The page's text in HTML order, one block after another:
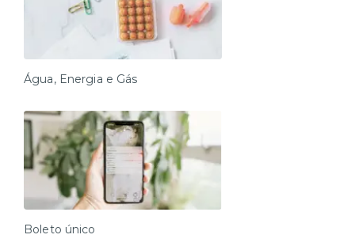
Água, Energia e Gás
Boleto único